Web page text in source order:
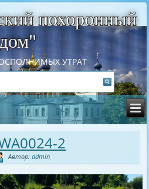
похоронный
УТРАТ
2
Автор: admin